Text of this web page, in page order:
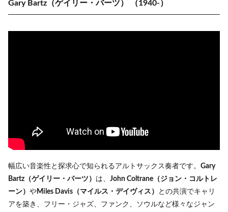
Gary Bartz（ゲイリー・バーツ） （1940-）
幅広い音楽性と探求心で知られるアルトサックス奏者です。 Gary
Bartz（ゲイリー・バーツ） は、 John Coltrane（ジョン・コルトレ
ーン） やMiles Davis（マイルス・デイヴィス）
との共演でキャリ
アを築き、フリー・ジャズ、ファンク、ソウルなど様々なジャン